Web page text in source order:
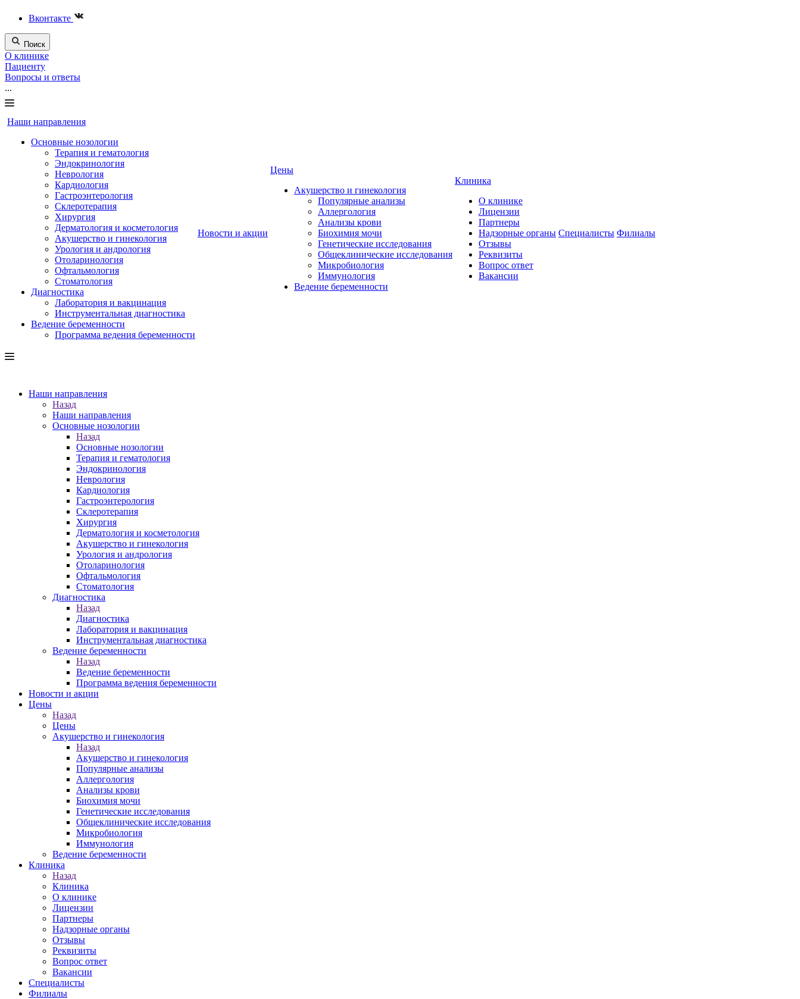
Вконтакте
Поиск
О клинике
Пациенту
Вопросы и ответы
...
Наши направления
Основные нозологии
Терапия и гематология
Эндокринология
Неврология
Кардиология
Гастроэнтерология
Склеротерапия
Хирургия
Дерматология и косметология
Акушерство и гинекология
Урология и андрология
Отоларинология
Офтальмология
Стоматология
Диагностика
Лаборатория и вакцинация
Инструментальная диагностика
Ведение беременности
Программа ведения беременности
Новости и акции
Цены
Акушерство и гинекология
Популярные анализы
Аллергология
Анализы крови
Биохимия мочи
Генетические исследования
Общеклинические исследования
Микробиология
Иммунология
Ведение беременности
Клиника
О клинике
Лицензии
Партнеры
Надзорные органы
Отзывы
Реквизиты
Вопрос ответ
Вакансии
Специалисты Филиалы
Наши направления
Назад
Наши направления
Основные нозологии
Назад
Основные нозологии
Терапия и гематология
Эндокринология
Неврология
Кардиология
Гастроэнтерология
Склеротерапия
Хирургия
Дерматология и косметология
Акушерство и гинекология
Урология и андрология
Отоларинология
Офтальмология
Стоматология
Диагностика
Назад
Диагностика
Лаборатория и вакцинация
Инструментальная диагностика
Ведение беременности
Назад
Ведение беременности
Программа ведения беременности
Новости и акции
Цены
Назад
Цены
Акушерство и гинекология
Назад
Акушерство и гинекология
Популярные анализы
Аллергология
Анализы крови
Биохимия мочи
Генетические исследования
Общеклинические исследования
Микробиология
Иммунология
Ведение беременности
Клиника
Назад
Клиника
О клинике
Лицензии
Партнеры
Надзорные органы
Отзывы
Реквизиты
Вопрос ответ
Вакансии
Специалисты
Филиалы